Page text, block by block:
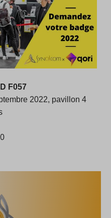
F057
2022, pavillon 4